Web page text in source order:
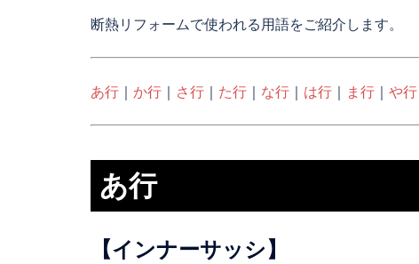
断熱リフォームで使われる用語をご紹介します。
あ行 ｜ か行 ｜ さ行 ｜ た行 ｜ な行 ｜ は行 ｜ ま行 ｜ や行
あ行
【インナーサッシ】